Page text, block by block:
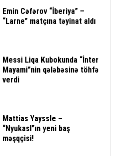
Emin Cəfərov “İberiya” –
“Larne” matçına təyinat aldı
Messi Liqa Kubokunda “İnter
Mayami”nin qələbəsinə töhfə
verdi
Mattias Yayssle –
“Nyukasl”ın yeni baş
məşqçisi!